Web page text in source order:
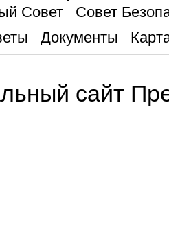
Совет
Совет
Документы
сайт